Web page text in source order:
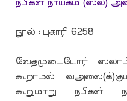
நபிகள் நாயகம் (ஸல்)
நூல் : புகாரி 6258
வேதமுடையோர்
கூறாமல்
கூறுமாறு